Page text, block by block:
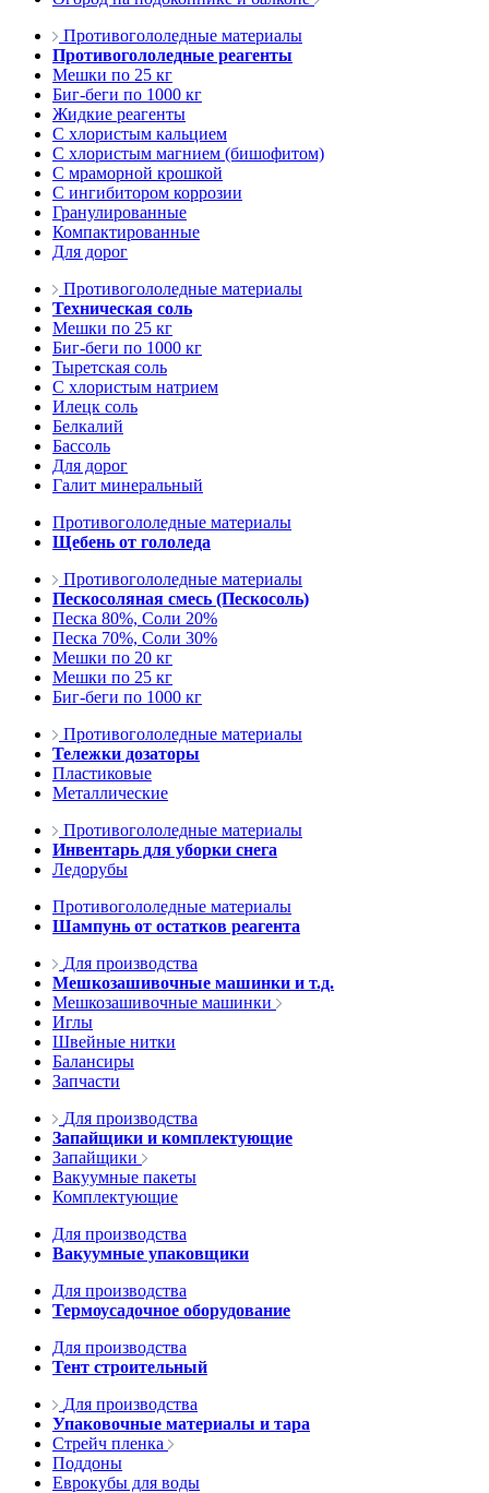
Противогололедные материалы
Противогололедные реагенты
Мешки по 25 кг
Биг-беги по 1000 кг
Жидкие реагенты
С хлористым кальцием
С хлористым магнием (бишофитом)
С мраморной крошкой
С ингибитором коррозии
Гранулированные
Компактированные
Для дорог
Противогололедные материалы
Техническая соль
Мешки по 25 кг
Биг-беги по 1000 кг
Тыретская соль
С хлористым натрием
Илецк соль
Белкалий
Бассоль
Для дорог
Галит минеральный
Противогололедные материалы
Щебень от гололеда
Противогололедные материалы
Пескосоляная смесь (Пескосоль)
Песка 80%, Соли 20%
Песка 70%, Соли 30%
Мешки по 20 кг
Мешки по 25 кг
Биг-беги по 1000 кг
Противогололедные материалы
Тележки дозаторы
Пластиковые
Металлические
Противогололедные материалы
Инвентарь для уборки снега
Ледорубы
Противогололедные материалы
Шампунь от остатков реагента
Для производства
Мешкозашивочные машинки и т.д.
Мешкозашивочные машинки
Иглы
Швейные нитки
Балансиры
Запчасти
Для производства
Запайщики и комплектующие
Запайщики
Вакуумные пакеты
Комплектующие
Для производства
Вакуумные упаковщики
Для производства
Термоусадочное оборудование
Для производства
Тент строительный
Для производства
Упаковочные материалы и тара
Стрейч пленка
Поддоны
Еврокубы для воды